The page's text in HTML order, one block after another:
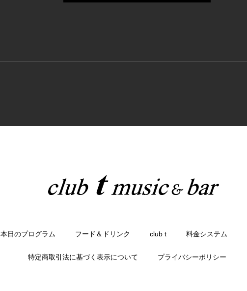
本日のプログラム フード＆ドリンク club t 料金システム
特定商取引法に基づく表示について プライバシーポリシー